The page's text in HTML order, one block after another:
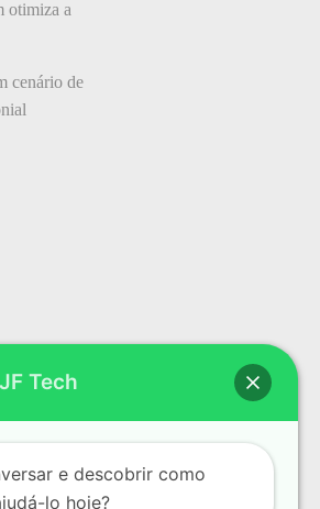
otimiza a
cenário de
Tech
e descobrir como
lo hoje?